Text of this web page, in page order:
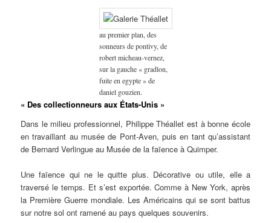
au premier plan, des
sonneurs de pontivy, de
robert micheau-vernez,
sur la gauche « gradlon,
fuite en egypte » de
daniel gouzien.
« Des collectionneurs aux États-Unis »
Dans le milieu professionnel, Philippe Théallet est à bonne école
en travaillant au musée de Pont-Aven, puis en tant qu’assistant
de Bernard Verlingue au Musée de la faïence à Quimper.
Une faïence qui ne le quitte plus. Décorative ou utile, elle a
traversé le temps. Et s’est exportée. Comme à New York, après
la Première Guerre mondiale. Les Américains qui se sont battus
sur notre sol ont ramené au pays quelques souvenirs.